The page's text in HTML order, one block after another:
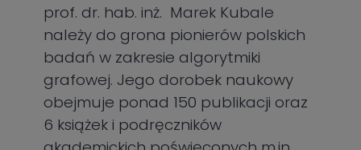
prof. dr. hab. inż. Marek Kubale
należy do grona pionierów polskich
badań w zakresie algorytmiki
grafowej. Jego dorobek naukowy
obejmuje ponad 150 publikacji oraz
6 książek i podręczników